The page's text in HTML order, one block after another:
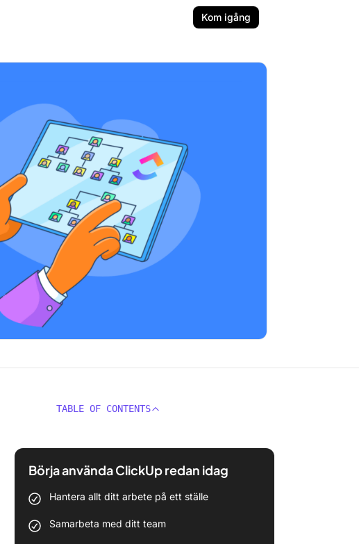
Kom igång
TABLE OF CONTENTS
Börja använda ClickUp redan idag
Hantera allt ditt arbete på ett ställe
Samarbeta med ditt team